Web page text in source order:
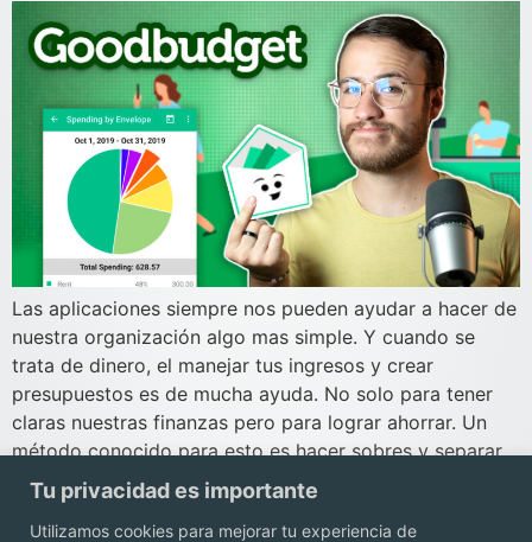
Tu privacidad es importante
Utilizamos cookies para mejorar tu experiencia de
Las aplicaciones siempre nos pueden ayudar a hacer de
nuestra organización algo mas simple. Y cuando se
trata de dinero, el manejar tus ingresos y crear
presupuestos es de mucha ayuda. No solo para tener
claras nuestras finanzas pero para lograr ahorrar. Un
método conocido para esto es hacer sobres y separar
las cantidades que […]